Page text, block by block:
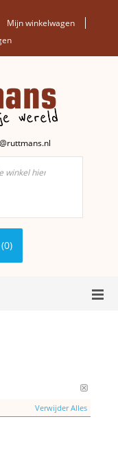
Mijn winkelwagen
Verwijder Alles